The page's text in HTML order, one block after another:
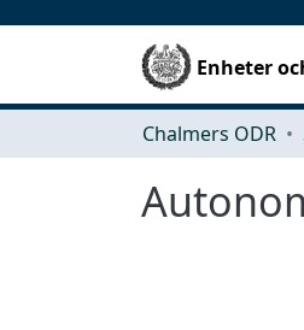
Enheter
Chalmers ODR